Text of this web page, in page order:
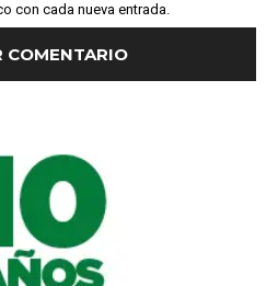
con cada nueva entrada.